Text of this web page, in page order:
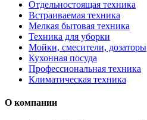
Отдельностоящая техника
Встраиваемая техника
Мелкая бытовая техника
Техника для уборки
Мойки, смесители, дозаторы
Кухонная посуда
Профессиональная техника
Климатическая техника
О компании